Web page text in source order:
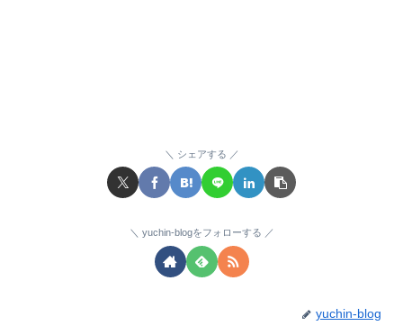
シェアする
yuchin-blogをフォローする
yuchin-blog